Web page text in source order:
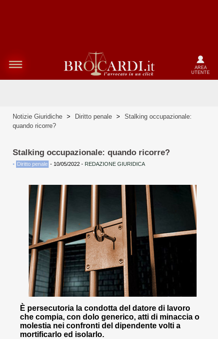
AREA
UTENTE
Notizie Giuridiche > Diritto penale >
Stalking occupazionale:
quando ricorre?
Stalking occupazionale: quando ricorre?
• Diritto penale - 10/05/2022 - REDAZIONE GIURIDICA
È persecutoria la condotta del datore di lavoro
che compia, con dolo generico, atti di minaccia o
molestia nei confronti del dipendente volti a
mortificarlo ed isolarlo.